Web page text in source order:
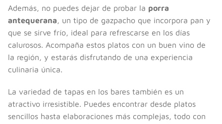
Además, no puedes dejar de probar la porra
antequerana, un tipo de gazpacho que incorpora pan y
que se sirve frío, ideal para refrescarse en los días
calurosos. Acompaña estos platos con un buen vino de
la región, y estarás disfrutando de una experiencia
culinaria única.
La variedad de tapas en los bares también es un
atractivo irresistible. Puedes encontrar desde platos
sencillos hasta elaboraciones más complejas, todo con